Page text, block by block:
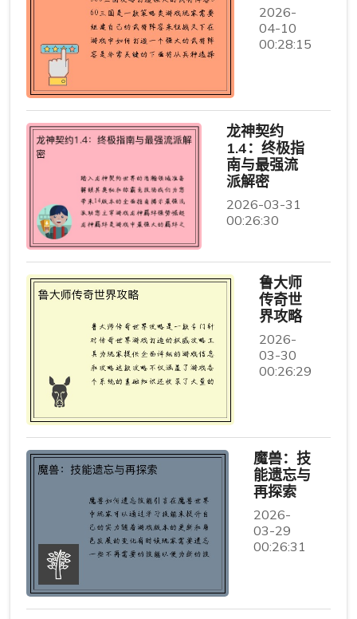
2026-
04-10
00:28:15
龙神契约
1.4：终极指
南与最强流
派解密
2026-03-31
00:26:30
鲁大师
传奇世
界攻略
2026-
03-30
00:26:29
魔兽：技
能遗忘与
再探索
2026-
03-29
00:26:31